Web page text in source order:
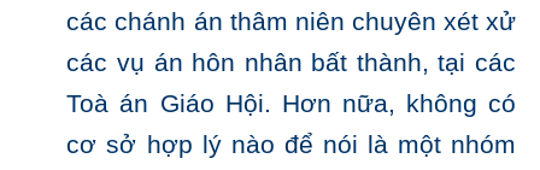
các chánh án thâm niên chuyên xét xử
các vụ án hôn nhân bất thành, tại các
Toà án Giáo Hội. Hơn nữa, không có
cơ sở hợp lý nào để nói là một nhóm